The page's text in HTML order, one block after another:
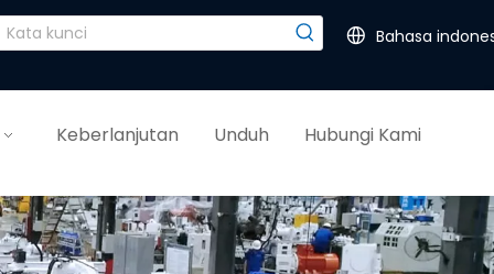
Bahasa
Keberlanjutan Unduh Hubungi Kami